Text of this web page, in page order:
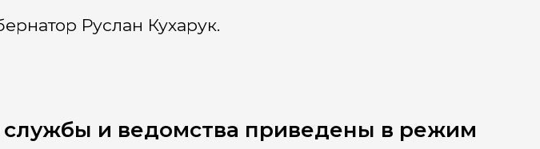
Руслан Кухарук.
службы и ведомства приведены в режим